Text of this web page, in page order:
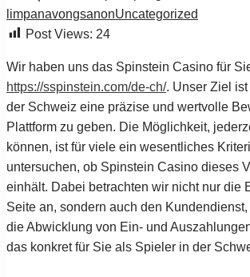
limpanavongsanonUncategorized
Post Views: 24
Wir haben uns das Spinstein Casino für
https://sspinstein.com/de-ch/. Unser Ziel
der Schweiz eine präzise und wertvolle
Plattform zu geben. Die Möglichkeit,
können, ist für viele ein wesentliches
untersuchen, ob Spinstein Casino dieses
einhält. Dabei betrachten wir nicht nur die
Seite an, sondern auch den
die Abwicklung von Ein- und
das konkret für Sie als Spieler in der